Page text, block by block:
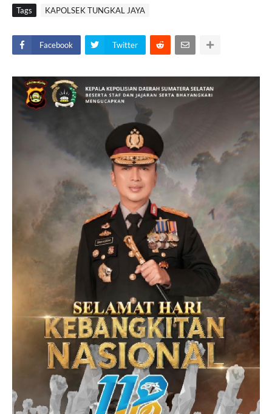
Tags KAPOLSEK TUNGKAL JAYA
Facebook Twitter